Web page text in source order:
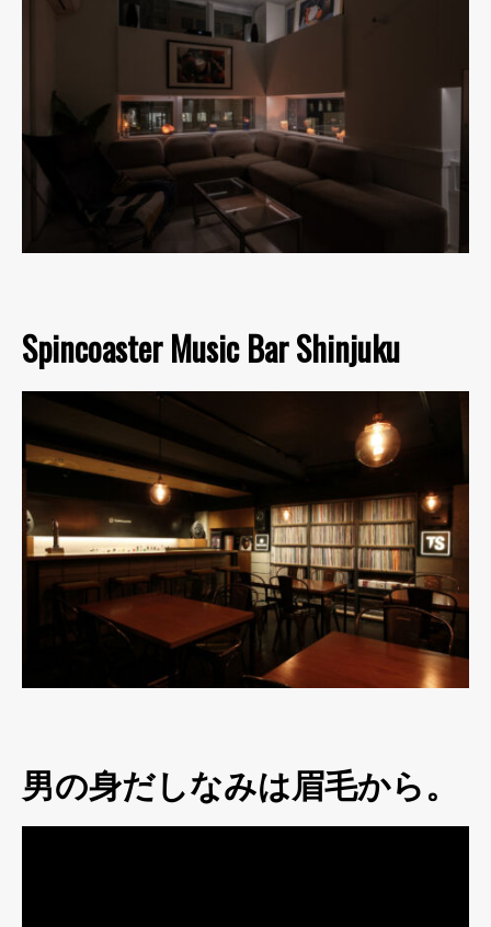
Spincoaster Music Bar Shinjuku
男の身だしなみは眉毛から。